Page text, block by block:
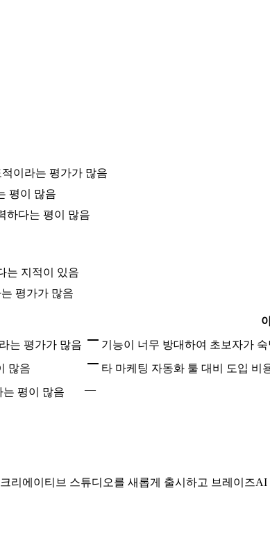
이라는 평가가 많음
평이 많음
하다는 평이 많음
는 지적이 있음
평가가 많음
는 평가가 많음
기능이 너무 방대하여 초보자가
많음
타 마케팅 자동화 툴 대비 도입 비
평이 많음
—
에이티브 스튜디오를 새롭게 출시하고 브레이즈